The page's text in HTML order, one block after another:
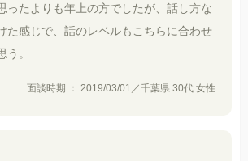
ったよりも年上の方でしたが、話し方な
た感じで、話のレベルもこちらに合わせ
。
面談時期 ： 2019/03/01／千葉県 30代 女性